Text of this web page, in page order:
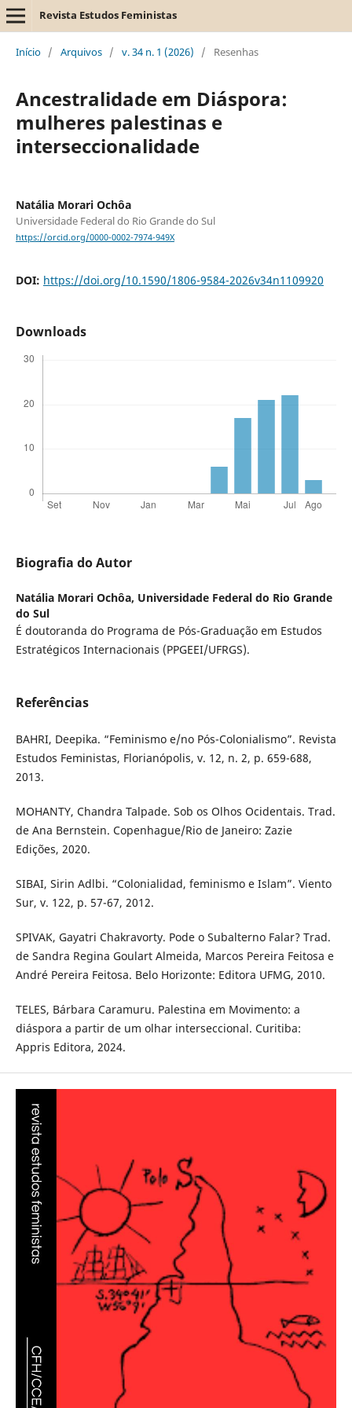
Revista Estudos Feministas
Início / Arquivos / v. 34 n. 1 (2026) / Resenhas
Ancestralidade em Diáspora:
mulheres palestinas e
interseccionalidade
Natália Morari Ochôa
Universidade Federal do Rio Grande do Sul
https://orcid.org/0000-0002-7974-949X
DOI: https://doi.org/10.1590/1806-9584-2026v34n1109920
Downloads
Biografia do Autor
Natália Morari Ochôa, Universidade Federal do Rio Grande
do Sul
É doutoranda do Programa de Pós-Graduação em Estudos
Estratégicos Internacionais (PPGEEI/UFRGS).
Referências
BAHRI, Deepika. “Feminismo e/no Pós-Colonialismo”. Revista
Estudos Feministas, Florianópolis, v. 12, n. 2, p. 659-688,
2013.
MOHANTY, Chandra Talpade. Sob os Olhos Ocidentais. Trad.
de Ana Bernstein. Copenhague/Rio de Janeiro: Zazie
Edições, 2020.
SIBAI, Sirin Adlbi. “Colonialidad, feminismo e Islam”. Viento
Sur, v. 122, p. 57-67, 2012.
SPIVAK, Gayatri Chakravorty. Pode o Subalterno Falar? Trad.
de Sandra Regina Goulart Almeida, Marcos Pereira Feitosa e
André Pereira Feitosa. Belo Horizonte: Editora UFMG, 2010.
TELES, Bárbara Caramuru. Palestina em Movimento: a
diáspora a partir de um olhar interseccional. Curitiba:
Appris Editora, 2024.